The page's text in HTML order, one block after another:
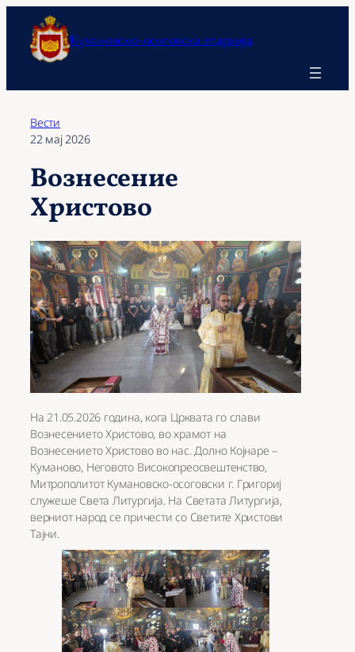
содржината Кумановско-осоговска епархија
Вести
22 мај 2026
Вознесение
Христово
На 21.05.2026 година, кога Црквата го слави
Вознесението Христово, во храмот на
Вознесението Христово во нас. Долно Којнаре –
Куманово, Неговото Високопреосвештенство,
Митрополитот Кумановско-осоговски г. Григориј
служеше Света Литургија. На Светата Литургија,
верниот народ се причести со Светите Христови
Тајни.